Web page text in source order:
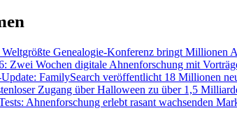
Genealogie-Konferenz bringt Millionen
Zwei Wochen digitale Ahnenforschung mit
FamilySearch veröffentlicht 18 Millionen
Zugang über Halloween zu über 1,5
Ahnenforschung erlebt rasant wachsenden